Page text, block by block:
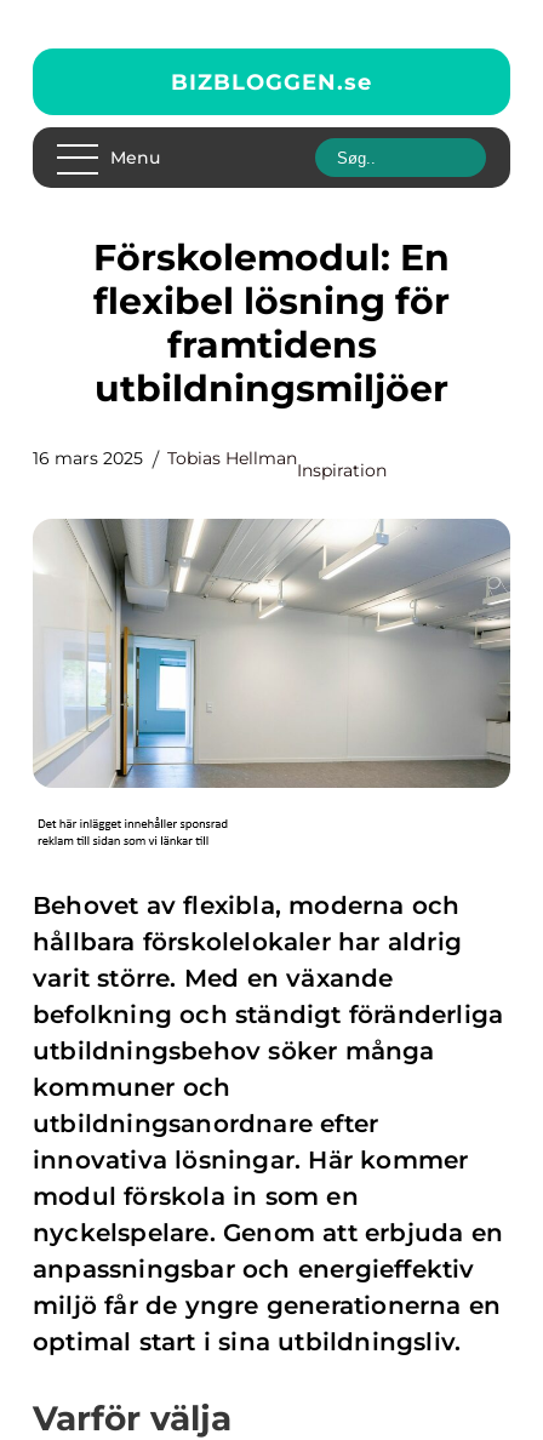
BIZBLOGGEN.se
Menu
Förskolemodul: En
flexibel lösning för
framtidens
utbildningsmiljöer
16 mars 2025 Tobias Hellman
Inspiration
Behovet av flexibla, moderna och
hållbara förskolelokaler har aldrig
varit större. Med en växande
befolkning och ständigt föränderliga
utbildningsbehov söker många
kommuner och
utbildningsanordnare efter
innovativa lösningar. Här kommer
modul förskola in som en
nyckelspelare. Genom att erbjuda en
anpassningsbar och energieffektiv
miljö får de yngre generationerna en
optimal start i sina utbildningsliv.
Varför välja